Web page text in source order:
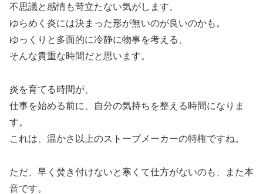
不思議と感情も苛立たない気がします。
ゆらめく炎には決まった形が無いのが良いのかも。
ゆっくりと多面的に冷静に物事を考える、
そんな貴重な時間だと思います。
炎を育てる時間が、
仕事を始める前に、自分の気持ちを整える時間になりま
す。
これは、温かさ以上のストーブメーカーの特権ですね。
ただ、早く焚き付けないと寒くて仕方がないのも、また本
音です。